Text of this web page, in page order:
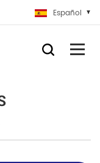
Español